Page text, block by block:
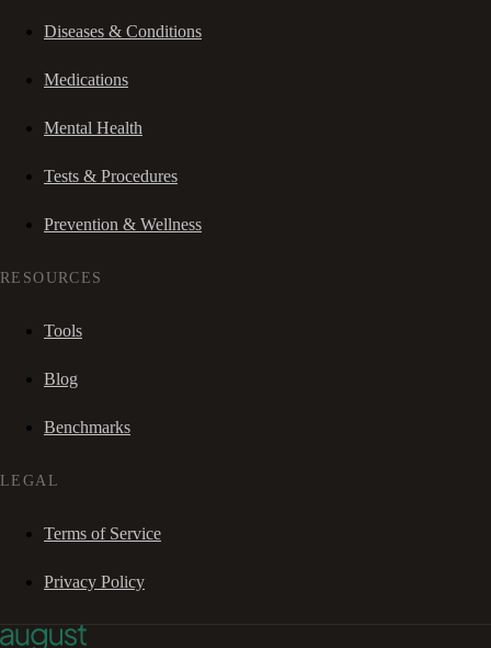
Diseases & Conditions
Medications
Mental Health
Tests & Procedures
Prevention & Wellness
RESOURCES
Tools
Blog
Benchmarks
LEGAL
Terms of Service
Privacy Policy